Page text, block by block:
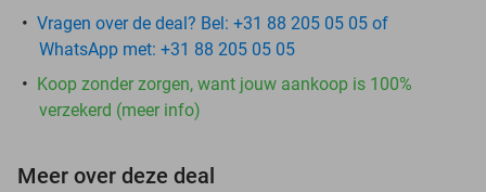
Vragen over de deal? Bel: +31 88 205 05 05 of
WhatsApp met: +31 88 205 05 05
Koop zonder zorgen, want jouw aankoop is 100%
verzekerd (meer info)
Meer over deze deal